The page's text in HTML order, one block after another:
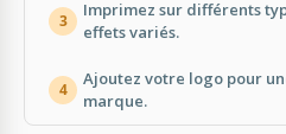
3
Imprimez sur différents
effets variés.
4
Ajoutez votre logo pour
marque.